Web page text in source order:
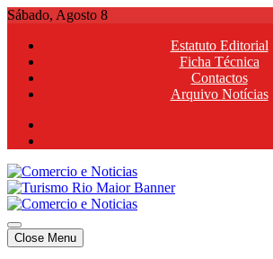
Skip
content
Sábado, Agosto 8
Estatuto Editorial
Ficha Técnica
Contactos
Arquivo Notícias
Comercio e Noticias
Notícias e Publicidade Online
Comercio e Noticias
Notícias e Publicidade Online
Close Menu